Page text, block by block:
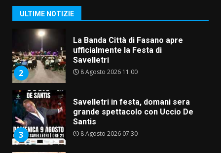
ULTIME NOTIZIE
1
2
La Banda Città di Fasano apre
ufficialmente la Festa di
Savelletri
8 Agosto 2026 11:00
3
Savelletri in festa, domani sera
grande spettacolo con Uccio De
Santis
8 Agosto 2026 07:30